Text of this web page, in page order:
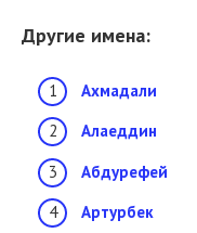
Другие имена:
Ахмадали
Алаеддин
Абдурефей
Артурбек